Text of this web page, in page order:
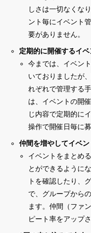
しさは一切なくな
ント毎にイベント
要がありません。
定期的に開催するイ
今までは、イベン
いておりましたが
れぞれで管理する
は、イベントの開
じ内容で定期的に
操作で開催日毎に
仲間を増やしてイベ
イベントをまとめ
とができるように
トを確認したり、
で、グループから
ます。仲間（ファ
ピート率をアップ